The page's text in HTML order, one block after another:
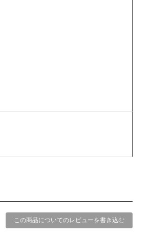
この商品についてのレビューを書き込む